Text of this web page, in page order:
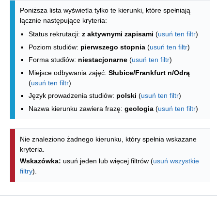
Lista kierunków - indeks alfabetyczny
Poniższa lista wyświetla tylko te kierunki, które spełniają
łącznie następujące kryteria:
Status rekrutacji: z aktywnymi zapisami (usuń ten filtr)
Poziom studiów: pierwszego stopnia (usuń ten filtr)
Forma studiów: niestacjonarne (usuń ten filtr)
Miejsce odbywania zajęć: Słubice/Frankfurt n/Odrą
(usuń ten filtr)
Język prowadzenia studiów: polski (usuń ten filtr)
Nazwa kierunku zawiera frazę: geologia (usuń ten filtr)
Nie znaleziono żadnego kierunku, który spełnia wskazane
kryteria.
Wskazówka: usuń jeden lub więcej filtrów (usuń wszystkie
filtry).